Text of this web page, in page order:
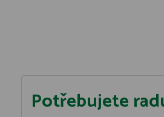
Potřebujete